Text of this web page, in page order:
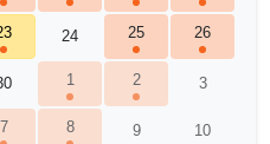
24 25 26
1 2 3
7 8 9 10